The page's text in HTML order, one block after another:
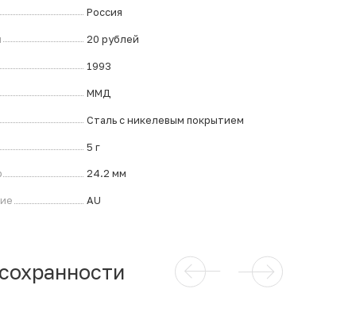
Россия
20 рублей
1993
ММД
Сталь с никелевым покрытием
5 г
24.2 мм
AU